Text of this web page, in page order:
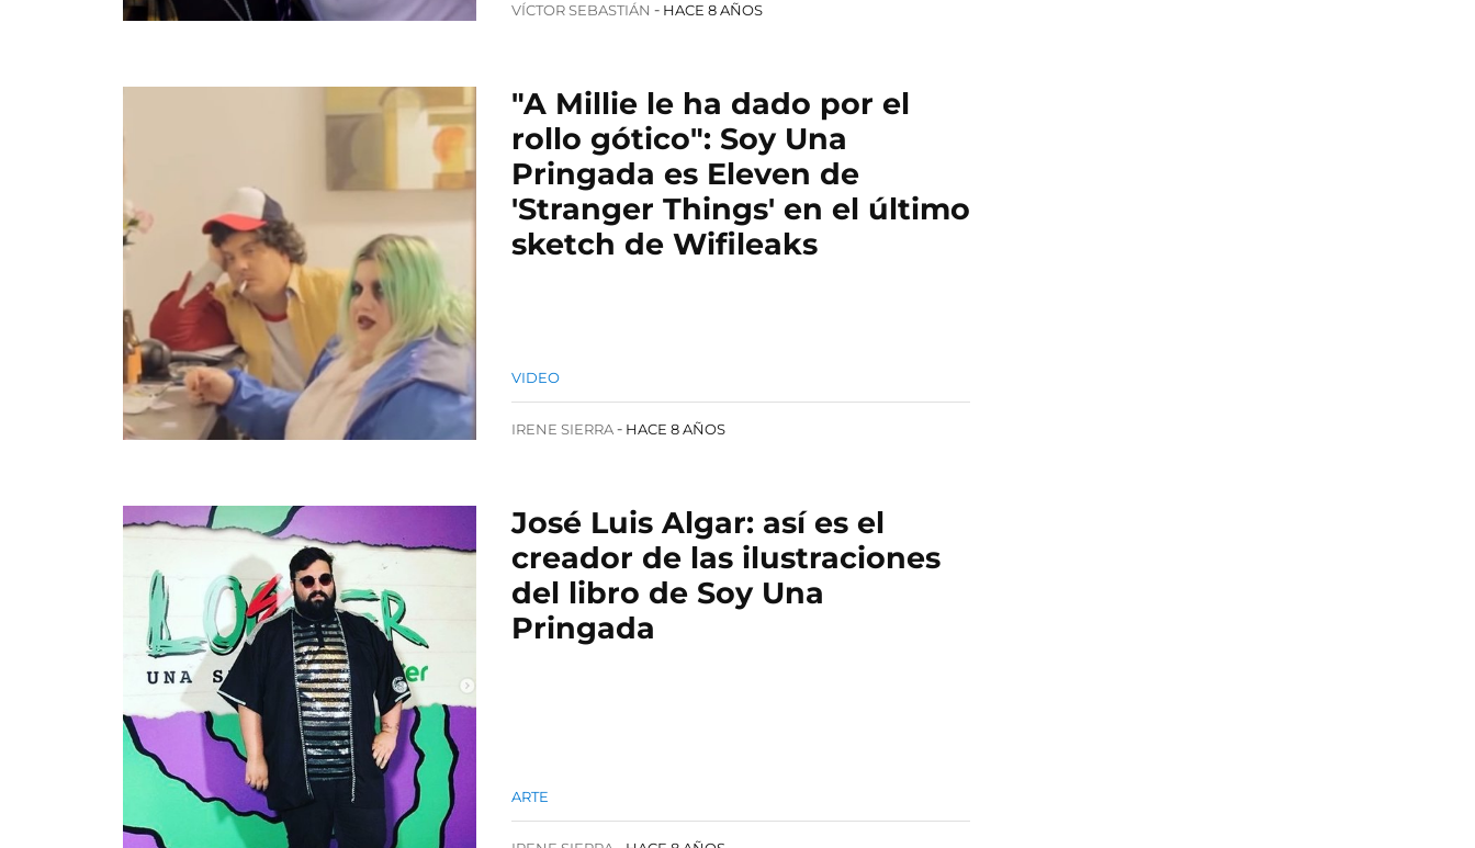
VÍCTOR SEBASTIÁN HACE 8 AÑOS
"A Millie le ha dado por el
rollo gótico": Soy Una
Pringada es Eleven de
'Stranger Things' en el último
sketch de Wifileaks
VIDEO
IRENE SIERRA HACE 8 AÑOS
José Luis Algar: así es el
creador de las ilustraciones
del libro de Soy Una
Pringada
ARTE